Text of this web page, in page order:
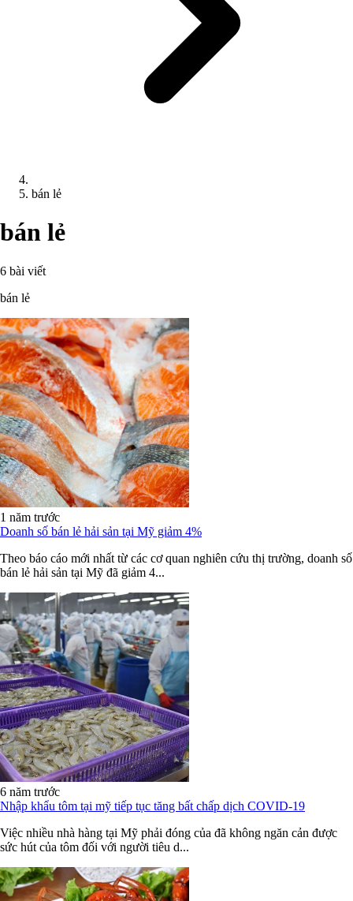
bán lẻ
bán lẻ
6 bài viết
bán lẻ
1 năm trước
Doanh số bán lẻ hải sản tại Mỹ giảm 4%
Theo báo cáo mới nhất từ các cơ quan nghiên cứu thị trường, doanh số
bán lẻ hải sản tại Mỹ đã giảm 4...
6 năm trước
Nhập khẩu tôm tại mỹ tiếp tục tăng bất chấp dịch COVID-19
Việc nhiều nhà hàng tại Mỹ phải đóng của đã không ngăn cản được
sức hút của tôm đối với người tiêu d...